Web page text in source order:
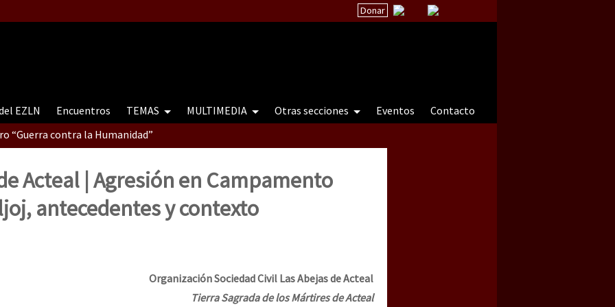
Donar
EZLN Encuentros TEMAS MULTIMEDIA Otras secciones Eventos
Contacto
“Guerra contra la Humanidad”
“Guerra contra a Humanidade”(As populações e a natureza e a natureza sob cerco)
contra a Humanidade” (As populações e a natureza sob cerco)
Acteal | Agresión en Campamento
antecedentes y contexto
Organización Sociedad Civil Las Abejas de Acteal
Tierra Sagrada de los Mártires de Acteal